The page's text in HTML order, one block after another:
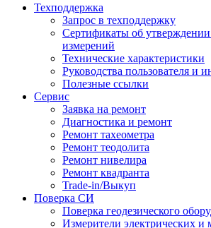
Техподдержка
Запрос в техподдержку
Сертификаты об утверждении
измерений
Технические характеристики
Руководства пользователя и
Полезные ссылки
Сервис
Заявка на ремонт
Диагностика и ремонт
Ремонт тахеометра
Ремонт теодолита
Ремонт нивелира
Ремонт квадранта
Trade-in/Выкуп
Поверка СИ
Поверка геодезического
Измерители электрических